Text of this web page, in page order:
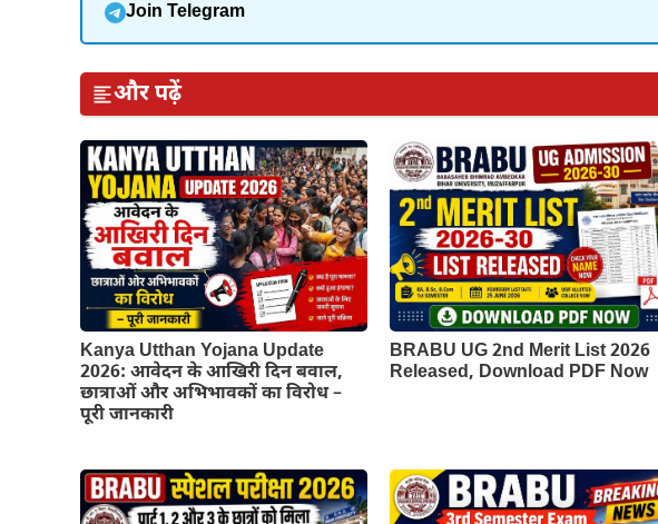
Join Telegram
और पढ़ें
Kanya Utthan Yojana Update
2026: आवेदन के आखिरी दिन बवाल,
छात्राओं और अभिभावकों का विरोध –
पूरी जानकारी
BRABU UG 2nd Merit List 2026
Released, Download PDF Now